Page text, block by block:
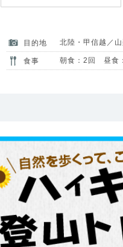
目的地 北陸・甲信越／
食事 朝食：2回 昼食